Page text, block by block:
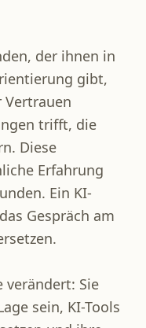
der ihnen in
gibt,
trifft, die
Diese
Erfahrung
Ein KI-
Gespräch am
verändert: Sie
sein, KI-Tools